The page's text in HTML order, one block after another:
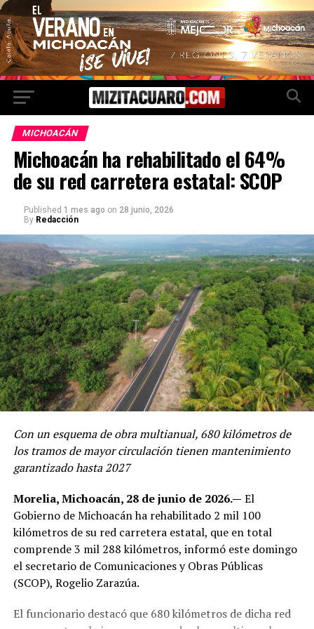
MICHOACÁN
Michoacán ha rehabilitado el 64%
de su red carretera estatal: SCOP
Published 1 mes ago on 28 junio, 2026
By Redacción
Con un esquema de obra multianual, 680 kilómetros de
los tramos de mayor circulación tienen mantenimiento
garantizado hasta 2027
Morelia, Michoacán, 28 de junio de 2026.— El
Gobierno de Michoacán ha rehabilitado 2 mil 100
kilómetros de su red carretera estatal, que en total
comprende 3 mil 288 kilómetros, informó este domingo
el secretario de Comunicaciones y Obras Públicas
(SCOP), Rogelio Zarazúa.
El funcionario destacó que 680 kilómetros de dicha red